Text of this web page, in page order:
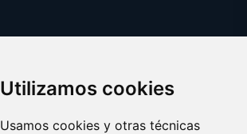
Utilizamos cookies
Usamos cookies y otras técnicas